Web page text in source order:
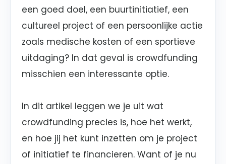
een goed doel, een buurtinitiatief, een
cultureel project of een persoonlijke actie
zoals medische kosten of een sportieve
uitdaging? In dat geval is crowdfunding
misschien een interessante optie.
In dit artikel leggen we je uit wat
crowdfunding precies is, hoe het werkt,
en hoe jij het kunt inzetten om je project
of initiatief te financieren. Want of je nu